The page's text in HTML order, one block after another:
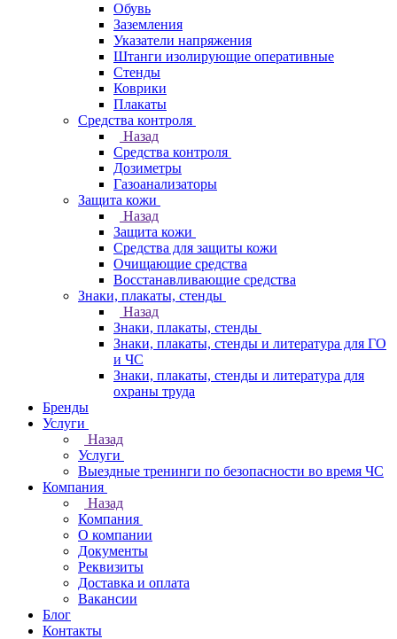
Обувь
Заземления
Указатели напряжения
Штанги изолирующие оперативные
Стенды
Коврики
Плакаты
Средства контроля
Назад
Средства контроля
Дозиметры
Газоанализаторы
Защита кожи
Назад
Защита кожи
Средства для защиты кожи
Очищающие средства
Восстанавливающие средства
Знаки, плакаты, стенды
Назад
Знаки, плакаты, стенды
Знаки, плакаты, стенды и литература для ГО
и ЧС
Знаки, плакаты, стенды и литература для
охраны труда
Бренды
Услуги
Назад
Услуги
Выездные тренинги по безопасности во время ЧС
Компания
Назад
Компания
О компании
Документы
Реквизиты
Доставка и оплата
Вакансии
Блог
Контакты